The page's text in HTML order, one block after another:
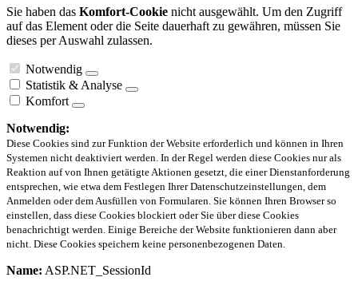
Sie haben das Komfort-Cookie nicht ausgewählt. Um den Zugriff
auf das Element oder die Seite dauerhaft zu gewähren, müssen Sie
dieses per Auswahl zulassen.
Notwendig
Statistik & Analyse
Komfort
Notwendig:
Diese Cookies sind zur Funktion der Website erforderlich und können in Ihren
Systemen nicht deaktiviert werden. In der Regel werden diese Cookies nur als
Reaktion auf von Ihnen getätigte Aktionen gesetzt, die einer Dienstanforderung
entsprechen, wie etwa dem Festlegen Ihrer Datenschutzeinstellungen, dem
Anmelden oder dem Ausfüllen von Formularen. Sie können Ihren Browser so
einstellen, dass diese Cookies blockiert oder Sie über diese Cookies
benachrichtigt werden. Einige Bereiche der Website funktionieren dann aber
nicht. Diese Cookies speichern keine personenbezogenen Daten.
Name: ASP.NET_SessionId